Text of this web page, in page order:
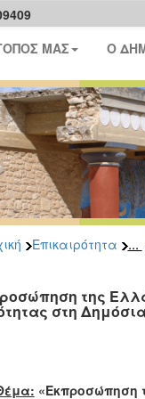
ΜΑΣ Ο
Επικαιρότητα ...
της
στη
«Εκπροσώπηση